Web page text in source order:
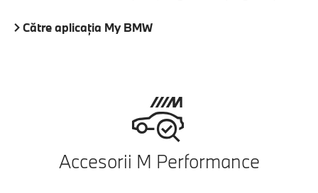
Către aplicația My BMW
Accesorii M Performance